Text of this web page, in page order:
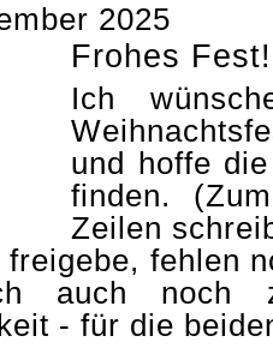
2025
Frohes Fest!
Ich
und hoffe
finden.
Zeilen
freigebe, fehlen
auch noch
- für die